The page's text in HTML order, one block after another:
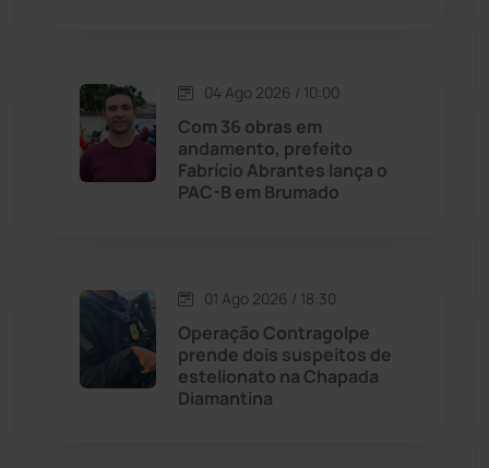
Lagoa Real
Licínio de Almeida
Livramento de Nossa...
Maetinga
Malhada
04 Ago 2026 / 10:00
Com 36 obras em
andamento, prefeito
Fabrício Abrantes lança o
PAC-B em Brumado
01 Ago 2026 / 18:30
Operação Contragolpe
prende dois suspeitos de
estelionato na Chapada
Diamantina